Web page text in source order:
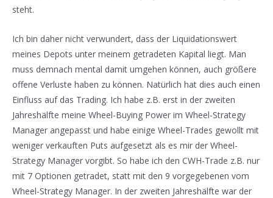
steht.
Ich bin daher nicht verwundert, dass der Liquidationswert
meines Depots unter meinem getradeten Kapital liegt. Man
muss demnach mental damit umgehen können, auch größere
offene Verluste haben zu können. Natürlich hat dies auch einen
Einfluss auf das Trading. Ich habe z.B. erst in der zweiten
Jahreshälfte meine Wheel-Buying Power im Wheel-Strategy
Manager angepasst und habe einige Wheel-Trades gewollt mit
weniger verkauften Puts aufgesetzt als es mir der Wheel-
Strategy Manager vorgibt. So habe ich den CWH-Trade z.B. nur
mit 7 Optionen getradet, statt mit den 9 vorgegebenen vom
Wheel-Strategy Manager. In der zweiten Jahreshälfte war der